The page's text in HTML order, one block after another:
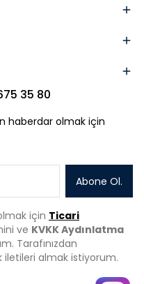
35 80
haberdar olmak için
Abone Ol.
için Ticari
ve KVKK Aydınlatma
Tarafınızdan
almak istiyorum.